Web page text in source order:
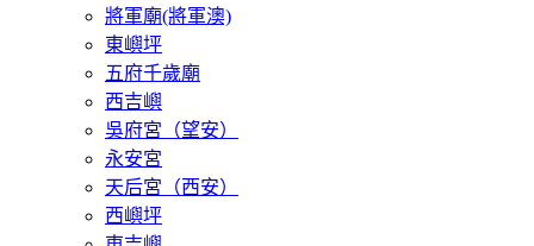
將軍廟(將軍澳)
東嶼坪
五府千歲廟
西吉嶼
吳府宮（望安）
永安宮
天后宮（西安）
西嶼坪